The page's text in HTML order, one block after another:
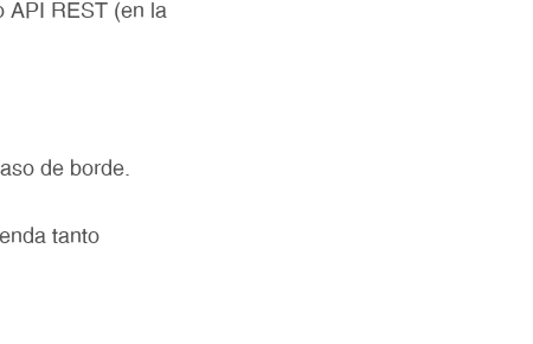
API REST (en la
de borde.
tanto